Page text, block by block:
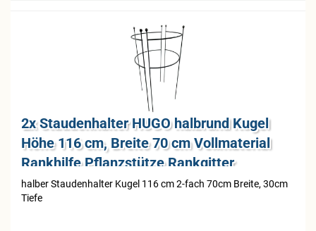
2x Stau­den­hal­ter HUGO halb­rund Kugel
Höhe 116 cm, Brei­te 70 cm Voll­ma­te­ri­al
Rank­hil­fe Pflanz­stüt­ze Rank­git­ter
hal­ber Stau­den­hal­ter Kugel 116 cm 2-​fach 70cm Brei­te, 30cm
Tiefe